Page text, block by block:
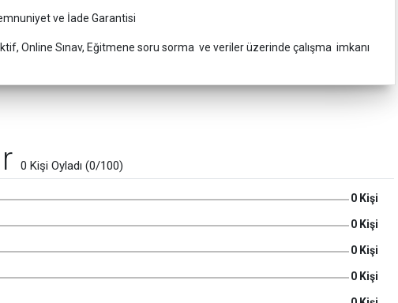
ve İade Garantisi
Online Sınav, Eğitmene soru sorma ve veriler üzerinde çalışma imkanı
0 Kişi Oyladı (0/100)
0 Kişi
0 Kişi
0 Kişi
0 Kişi